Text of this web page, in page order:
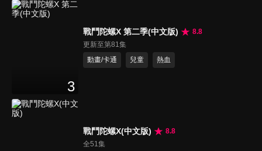
3
戰鬥陀螺X 第二季(中文版)
8.8
更新至第81集
動畫/卡通
兒童 熱血
戰鬥陀螺X(中文版)
8.8
全51集